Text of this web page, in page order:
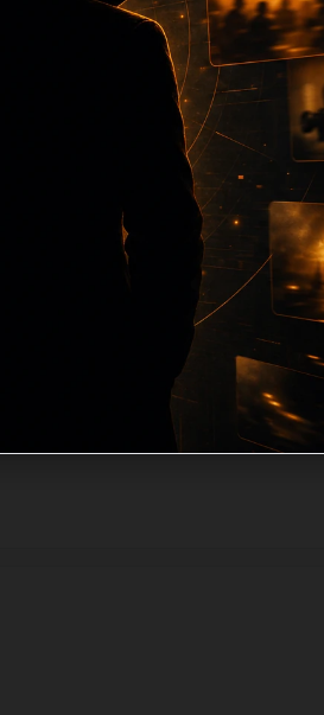
保持少量、稳定、相关
图兜底；如果标题过短、描述为空、
跳转到同类页面、专题合集和热榜内
采集归类的承接作用。